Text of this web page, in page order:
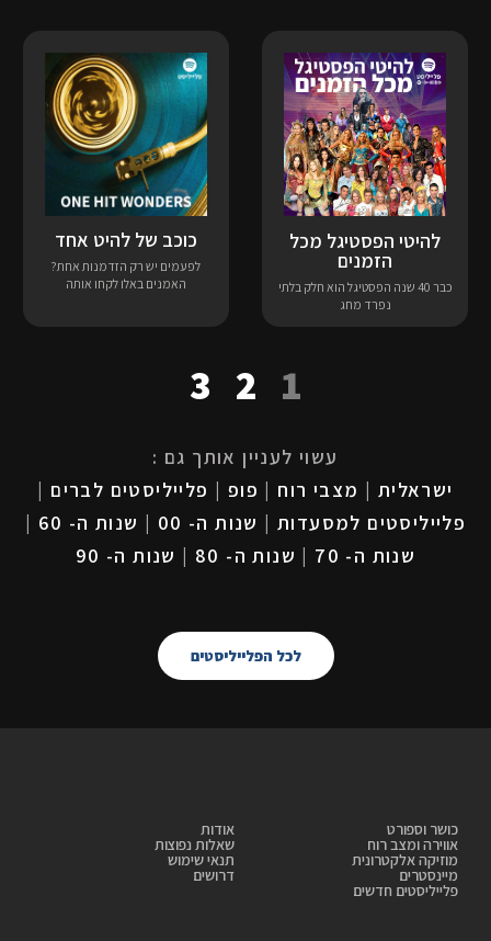
להיטי הפסטיגל מכל
הזמנים
כבר 40 שנה הפסטיגל הוא חלק בלתי
נפרד מחג
כוכב של להיט אחד
לפעמים יש רק הזדמנות אחת?
האמנים באלו לקחו אותה
1
2
3
עשוי לעניין אותך גם :
ישראלית | מצבי רוח | פופ | פלייליסטים לברים |
פלייליסטים למסעדות| שנות ה- 00 | שנות ה- 60
|
שנות ה- 70
| שנות ה- 80 | שנות ה- 90
לכל הפלייליסטים
כושר וספורט
אווירה ומצב רוח
מוזיקה אלקטרונית
מיינסטרים
פלייליסטים חדשים
אודות
שאלות נפוצות
תנאי שימוש
דרושים